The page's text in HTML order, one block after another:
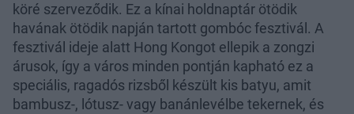
köré szerveződik. Ez a kínai holdnaptár ötödik
havának ötödik napján tartott gombóc fesztivál. A
fesztivál ideje alatt Hong Kongot ellepik a zongzi
árusok, így a város minden pontján kapható ez a
speciális, ragadós rizsből készült kis batyu, amit
bambusz-, lótusz- vagy banánlevélbe tekernek, és